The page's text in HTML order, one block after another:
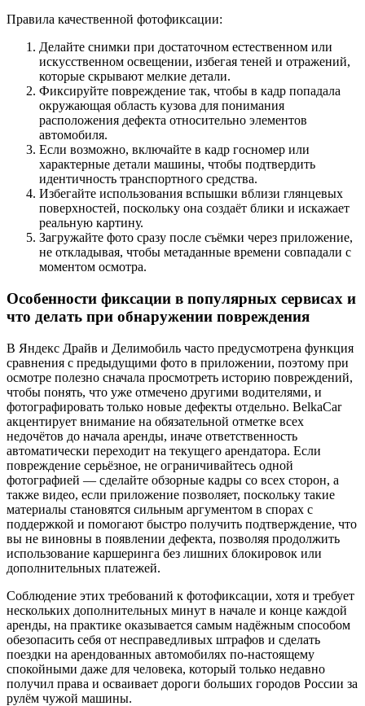
Правила качественной фотофиксации:
Делайте снимки при достаточном естественном или
искусственном освещении, избегая теней и отражений,
которые скрывают мелкие детали.
Фиксируйте повреждение так, чтобы в кадр попадала
окружающая область кузова для понимания
расположения дефекта относительно элементов
автомобиля.
Если возможно, включайте в кадр госномер или
характерные детали машины, чтобы подтвердить
идентичность транспортного средства.
Избегайте использования вспышки вблизи глянцевых
поверхностей, поскольку она создаёт блики и искажает
реальную картину.
Загружайте фото сразу после съёмки через приложение,
не откладывая, чтобы метаданные времени совпадали с
моментом осмотра.
Особенности фиксации в популярных сервисах и
что делать при обнаружении повреждения
В Яндекс Драйв и Делимобиль часто предусмотрена функция
сравнения с предыдущими фото в приложении, поэтому при
осмотре полезно сначала просмотреть историю повреждений,
чтобы понять, что уже отмечено другими водителями, и
фотографировать только новые дефекты отдельно. BelkaCar
акцентирует внимание на обязательной отметке всех
недочётов до начала аренды, иначе ответственность
автоматически переходит на текущего арендатора. Если
повреждение серьёзное, не ограничивайтесь одной
фотографией — сделайте обзорные кадры со всех сторон, а
также видео, если приложение позволяет, поскольку такие
материалы становятся сильным аргументом в спорах с
поддержкой и помогают быстро получить подтверждение, что
вы не виновны в появлении дефекта, позволяя продолжить
использование каршеринга без лишних блокировок или
дополнительных платежей.
Соблюдение этих требований к фотофиксации, хотя и требует
нескольких дополнительных минут в начале и конце каждой
аренды, на практике оказывается самым надёжным способом
обезопасить себя от несправедливых штрафов и сделать
поездки на арендованных автомобилях по-настоящему
спокойными даже для человека, который только недавно
получил права и осваивает дороги больших городов России за
рулём чужой машины.